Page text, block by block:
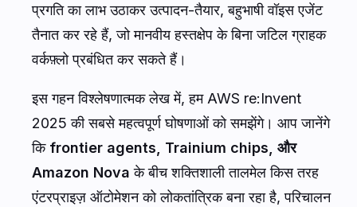
प्रगति का लाभ उठाकर उत्पादन-तैयार, बहुभाषी वॉइस एजेंट
तैनात कर रहे हैं, जो मानवीय हस्तक्षेप के बिना जटिल ग्राहक
वर्कफ़्लो प्रबंधित कर सकते हैं।
इस गहन विश्लेषणात्मक लेख में, हम AWS re:Invent
2025 की सबसे महत्वपूर्ण घोषणाओं को समझेंगे। आप जानेंगे
कि frontier agents, Trainium chips, और
Amazon Nova के बीच शक्तिशाली तालमेल किस तरह
एंटरप्राइज़ ऑटोमेशन को लोकतांत्रिक बना रहा है, परिचालन